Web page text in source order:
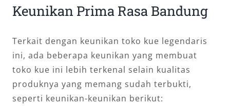
Keunikan Prima Rasa Bandung
Terkait dengan keunikan toko kue legendaris
ini, ada beberapa keunikan yang membuat
toko kue ini lebih terkenal selain kualitas
produknya yang memang sudah terbukti,
seperti keunikan-keunikan berikut: